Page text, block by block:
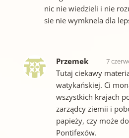
nic nie wiedzieli i nie
sie nie wymknela dla
Przemek 7
Tutaj ciekawy
watykańskiej. Ci
wszystkich krajach
zarządcy ziemii i
papieży, czy może
Pontifexów.